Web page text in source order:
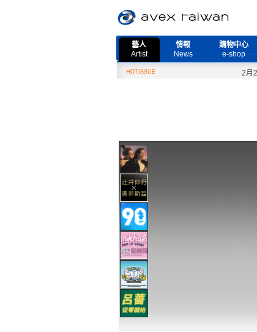
藝人
Artist
情報
News
購物中心
e-shop
HOTISSUE 2月27